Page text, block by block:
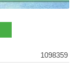
1098359